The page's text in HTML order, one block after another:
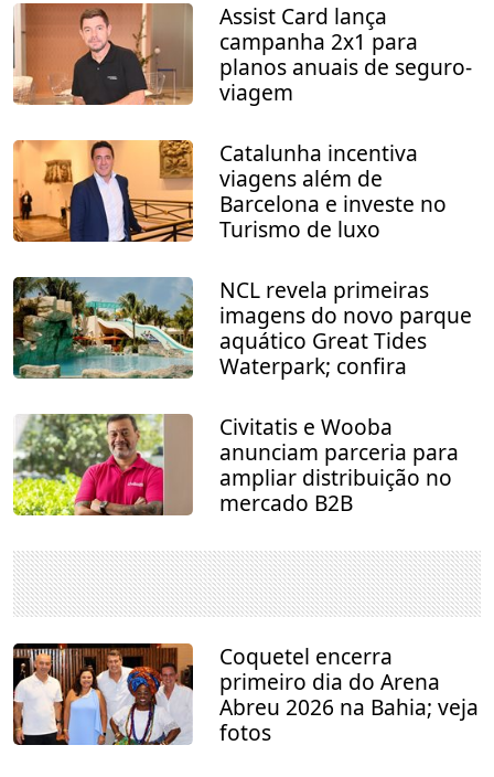
Assist Card lança
campanha 2x1 para
planos anuais de seguro-
viagem
Catalunha incentiva
viagens além de
Barcelona e investe no
Turismo de luxo
NCL revela primeiras
imagens do novo parque
aquático Great Tides
Waterpark; confira
Civitatis e Wooba
anunciam parceria para
ampliar distribuição no
mercado B2B
Coquetel encerra
primeiro dia do Arena
Abreu 2026 na Bahia; veja
fotos